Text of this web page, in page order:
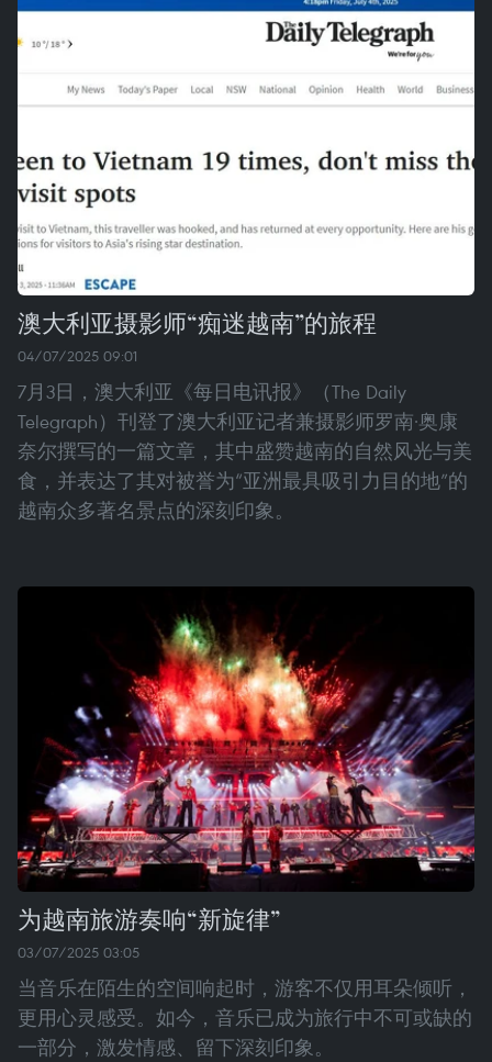
澳大利亚摄影师“痴迷越南”的旅程
04/07/2025 09:01
7月3日，澳大利亚《每日电讯报》（The Daily
Telegraph）刊登了澳大利亚记者兼摄影师罗南·奥康
奈尔撰写的一篇文章，其中盛赞越南的自然风光与美
食，并表达了其对被誉为“亚洲最具吸引力目的地”的
越南众多著名景点的深刻印象。
为越南旅游奏响“新旋律”
03/07/2025 03:05
当音乐在陌生的空间响起时，游客不仅用耳朵倾听，
更用心灵感受。如今，音乐已成为旅行中不可或缺的
一部分，激发情感、留下深刻印象。